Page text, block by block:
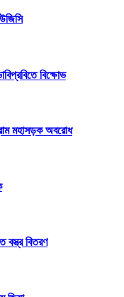
বিক্ষোভ
মহাসড়ক অবরোধ
বস্ত্র বিতরণ